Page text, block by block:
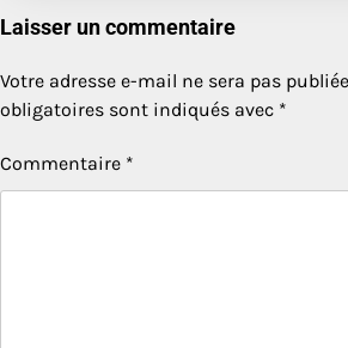
Laisser un commentaire
Votre adresse e-mail ne sera pas
obligatoires sont indiqués avec *
Commentaire *